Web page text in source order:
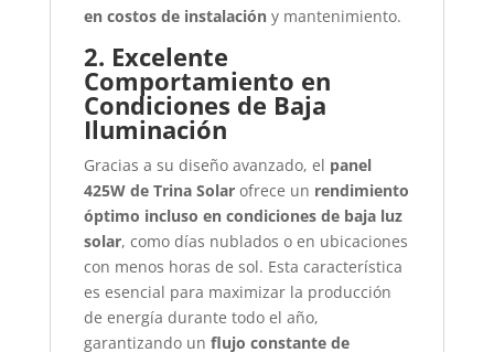
en costos de instalacióny mantenimiento.
2. Excelente
Comportamiento en
Condiciones de Baja
Iluminación
Gracias a su diseño avanzado, el panel
425W de Trina Solarofrece un rendimiento
óptimo incluso en condiciones de baja luz
solar, como días nublados o en ubicaciones
con menos horas de sol. Esta característica
es esencial para maximizar la producción
de energía durante todo el año,
garantizando un flujo constante de